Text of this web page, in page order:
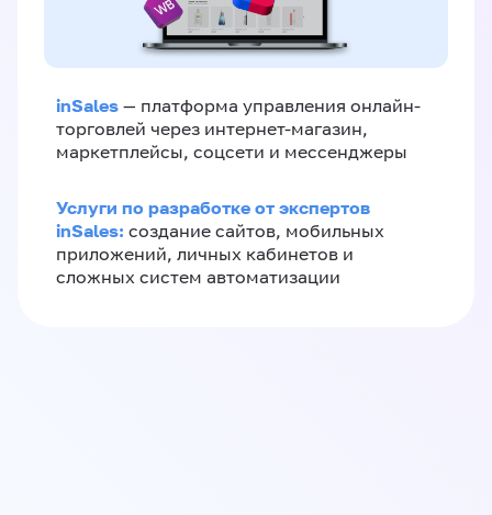
inSales — платформа управления онлайн-
торговлей через интернет-магазин,
маркетплейсы, соцсети и мессенджеры
Услуги по разработке от экспертов
inSales: создание сайтов, мобильных
приложений, личных кабинетов и
сложных систем автоматизации